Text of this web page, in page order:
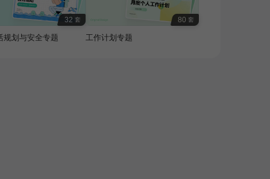
32 套
规划与安全专题
80 套
工作计划专题